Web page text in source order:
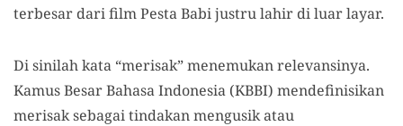
terbesar dari film Pesta Babi justru lahir di luar layar.
Di sinilah kata “merisak” menemukan relevansinya.
Kamus Besar Bahasa Indonesia (KBBI) mendefinisikan
merisak sebagai tindakan mengusik atau